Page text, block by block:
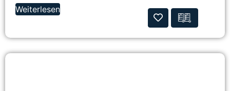
Weiterlesen